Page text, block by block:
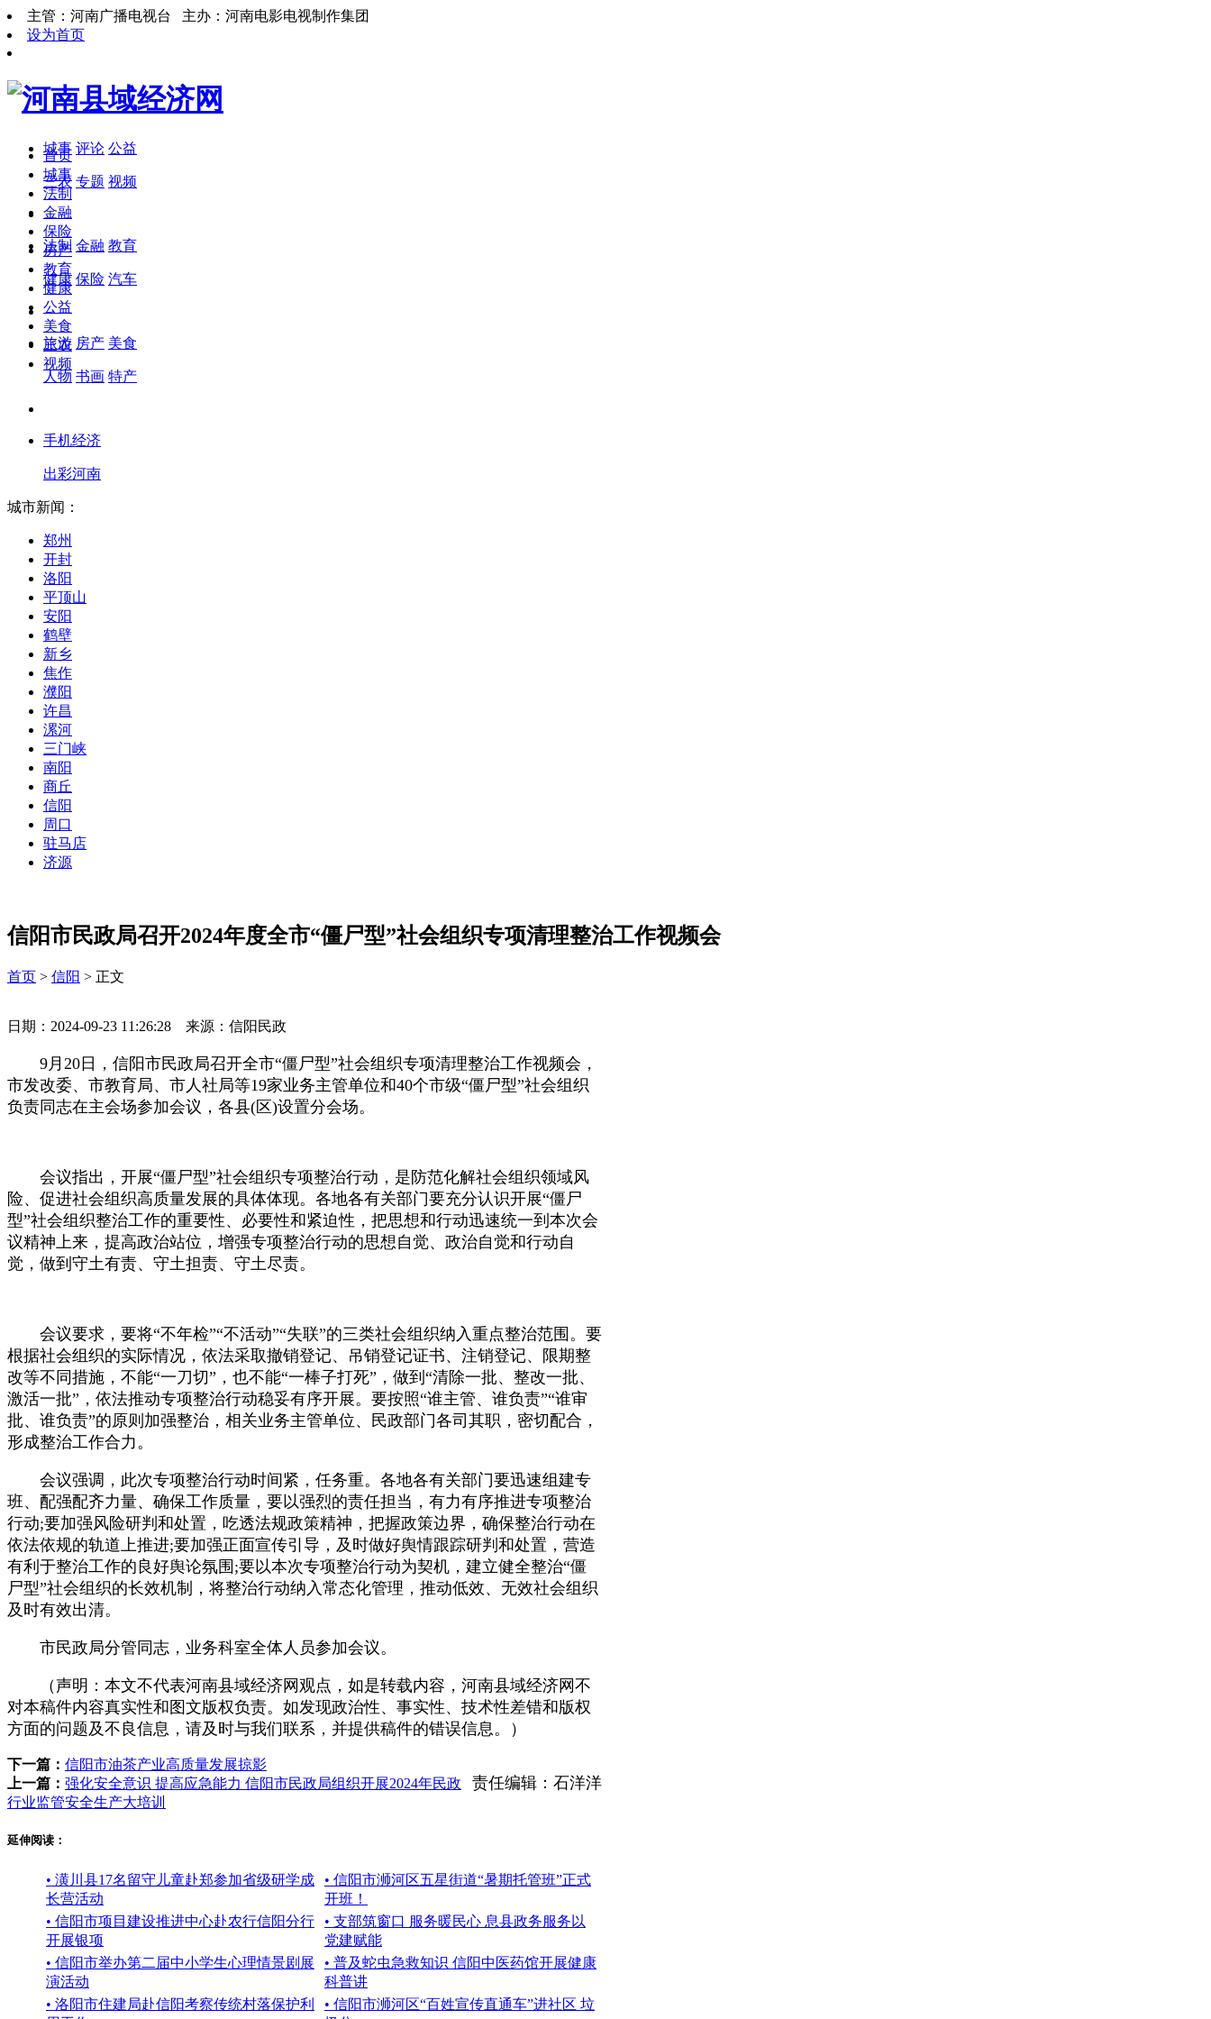
主管：河南广播电视台 主办：河南电影电视制作集团
设为首页
城事 评论 公益
三农 专题 视频
法制 金融 教育
健康 保险 汽车
旅游 房产 美食
人物 书画 特产
手机经济
出彩河南
首页
城事
法制
金融
保险
房产
教育
健康
公益
美食
三农
视频
城市新闻：
郑州
开封
洛阳
平顶山
安阳
鹤壁
新乡
焦作
濮阳
许昌
漯河
三门峡
南阳
商丘
信阳
周口
驻马店
济源
信阳市民政局召开2024年度全市“僵尸型”社会组织专项清理整治工作视频会
首页 > 信阳 > 正文
日期：2024-09-23 11:26:28 来源：信阳民政
9月20日，信阳市民政局召开全市“僵尸型”社会组织专项清理整治工作视频会，
市发改委、市教育局、市人社局等19家业务主管单位和40个市级“僵尸型”社会组织
负责同志在主会场参加会议，各县(区)设置分会场。
会议指出，开展“僵尸型”社会组织专项整治行动，是防范化解社会组织领域风
险、促进社会组织高质量发展的具体体现。各地各有关部门要充分认识开展“僵尸
型”社会组织整治工作的重要性、必要性和紧迫性，把思想和行动迅速统一到本次会
议精神上来，提高政治站位，增强专项整治行动的思想自觉、政治自觉和行动自
觉，做到守土有责、守土担责、守土尽责。
会议要求，要将“不年检”“不活动”“失联”的三类社会组织纳入重点整治范围。要
根据社会组织的实际情况，依法采取撤销登记、吊销登记证书、注销登记、限期整
改等不同措施，不能“一刀切”，也不能“一棒子打死”，做到“清除一批、整改一批、
激活一批”，依法推动专项整治行动稳妥有序开展。要按照“谁主管、谁负责”“谁审
批、谁负责”的原则加强整治，相关业务主管单位、民政部门各司其职，密切配合，
形成整治工作合力。
会议强调，此次专项整治行动时间紧，任务重。各地各有关部门要迅速组建专
班、配强配齐力量、确保工作质量，要以强烈的责任担当，有力有序推进专项整治
行动;要加强风险研判和处置，吃透法规政策精神，把握政策边界，确保整治行动在
依法依规的轨道上推进;要加强正面宣传引导，及时做好舆情跟踪研判和处置，营造
有利于整治工作的良好舆论氛围;要以本次专项整治行动为契机，建立健全整治“僵
尸型”社会组织的长效机制，将整治行动纳入常态化管理，推动低效、无效社会组织
及时有效出清。
市民政局分管同志，业务科室全体人员参加会议。
（声明：本文不代表河南县域经济网观点，如是转载内容，河南县域经济网不
对本稿件内容真实性和图文版权负责。如发现政治性、事实性、技术性差错和版权
方面的问题及不良信息，请及时与我们联系，并提供稿件的错误信息。）
责任编辑：石洋洋
下一篇： 信阳市油茶产业高质量发展掠影
上一篇： 强化安全意识 提高应急能力 信阳市民政局组织开展2024年民政
行业监管安全生产大培训
延伸阅读：
• 潢川县17名留守儿童赴郑参加省级研学成
长营活动
• 信阳市浉河区五星街道“暑期托管班”正式
开班！
• 信阳市项目建设推进中心赴农行信阳分行
开展银项
• 支部筑窗口 服务暖民心 息县政务服务以
党建赋能
• 信阳市举办第二届中小学生心理情景剧展
演活动
• 普及蛇虫急救知识 信阳中医药馆开展健康
科普讲
• 洛阳市住建局赴信阳考察传统村落保护利
• 信阳市浉河区“百姓宣传直通车”进社区 垃